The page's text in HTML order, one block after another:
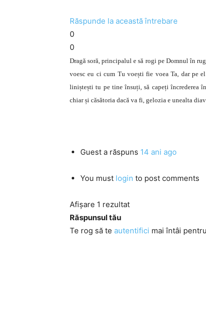
Răspunde la această întrebare
0
0
Dragă soră, principalul e să rogi pe Domnul în
voesc eu ci cum Tu voești fie voea Ta, dar pe
liniștești tu pe tine însuți, să capeți încrederea
chiar și căsătoria dacă va fi, gelozia e unealta
Guest a răspuns 14 ani ago
You must login to post comments
Afișare 1 rezultat
Răspunsul tău
Te rog să te autentifici mai întâi